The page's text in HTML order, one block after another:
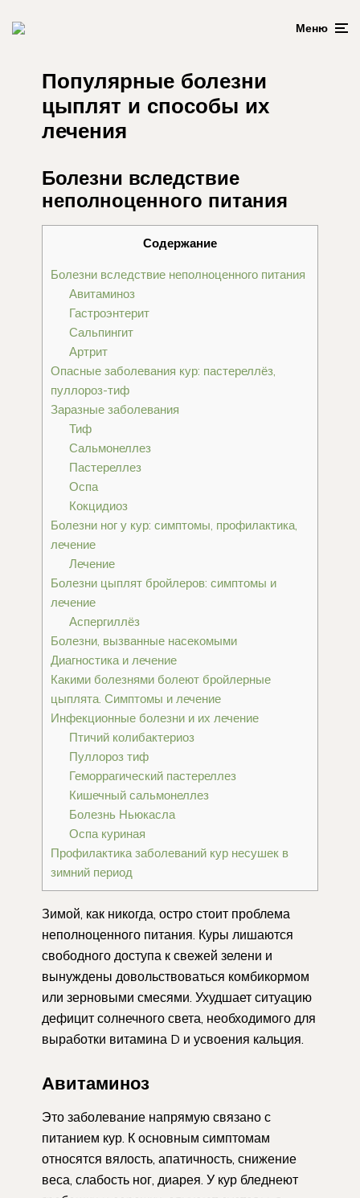
Меню
Популярные болезни
цыплят и способы их
лечения
Болезни вследствие
неполноценного питания
Содержание
Болезни вследствие неполноценного питания
Авитаминоз
Гастроэнтерит
Сальпингит
Артрит
Опасные заболевания кур: пастереллёз,
пуллороз-тиф
Заразные заболевания
Тиф
Сальмонеллез
Пастереллез
Оспа
Кокцидиоз
Болезни ног у кур: симптомы, профилактика,
лечение
Лечение
Болезни цыплят бройлеров: симптомы и
лечение
Аспергиллёз
Болезни, вызванные насекомыми
Диагностика и лечение
Какими болезнями болеют бройлерные
цыплята. Симптомы и лечение
Инфекционные болезни и их лечение
Птичий колибактериоз
Пуллороз тиф
Геморрагический пастереллез
Кишечный сальмонеллез
Болезнь Ньюкасла
Оспа куриная
Профилактика заболеваний кур несушек в
зимний период
Зимой, как никогда, остро стоит проблема
неполноценного питания. Куры лишаются
свободного доступа к свежей зелени и
вынуждены довольствоваться комбикормом
или зерновыми смесями. Ухудшает ситуацию
дефицит солнечного света, необходимого для
выработки витамина D и усвоения кальция.
Авитаминоз
Это заболевание напрямую связано с
питанием кур. К основным симптомам
относятся вялость, апатичность, снижение
веса, слабость ног, диарея. У кур бледнеют